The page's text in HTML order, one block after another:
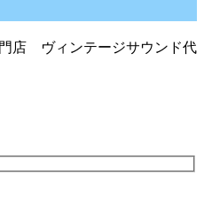
門店 ヴィンテージサウンド代